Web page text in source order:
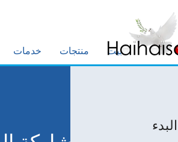
خدمات منتجات بيت
البدء